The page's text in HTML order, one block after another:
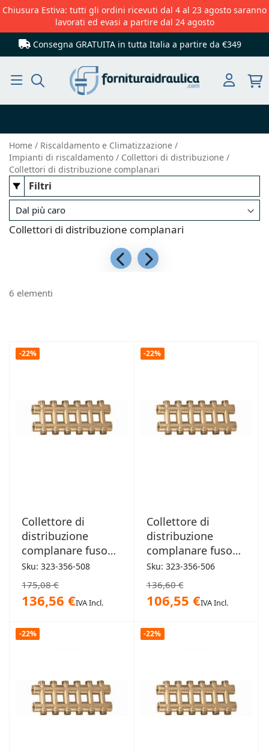
Chiusura Estiva: tutti gli ordini ricevuti dal 4 al 23 agosto saranno
lavorati ed evasi a partire dal 24 agosto
Consegna GRATUITA in tutta Italia a partire da €349
Home
Riscaldamento e Climatizzazione
Impianti di riscaldamento
Collettori di distribuzione
Collettori di distribuzione complanari
Collettori di distribuzione complanari
6 elementi
-22%
Collettore di
distribuzione
complanare fuso
monoblocco 3/4"
8+8 derivazioni
Sku: 323-356-508
175,08 €
136,56 €IVA Incl.
-22%
Collettore di
distribuzione
complanare fuso
monoblocco 3/4"
6+6 derivazioni
Sku: 323-356-506
136,60 €
106,55 €IVA Incl.
-22% -22%
Filtri